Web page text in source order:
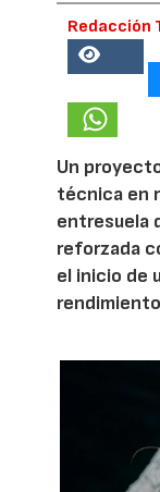
Redacción
18651
Un
técnica en
entresuela
reforzada
el inicio de